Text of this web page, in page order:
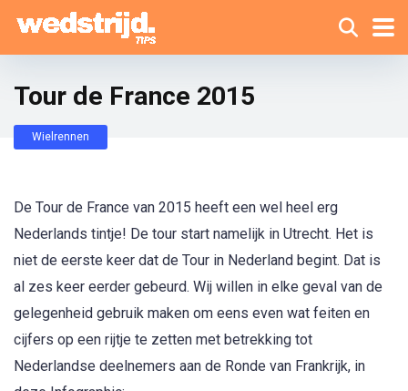
Tour de France 2015
Wielrennen
De Tour de France van 2015 heeft een wel heel erg
Nederlands tintje! De tour start namelijk in Utrecht. Het is
niet de eerste keer dat de Tour in Nederland begint. Dat is
al zes keer eerder gebeurd. Wij willen in elke geval van de
gelegenheid gebruik maken om eens even wat feiten en
cijfers op een rijtje te zetten met betrekking tot
Nederlandse deelnemers aan de Ronde van Frankrijk, in